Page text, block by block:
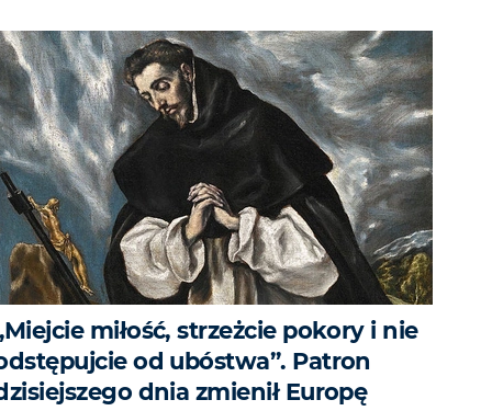
miłość, strzeżcie pokory i nie
od ubóstwa”. Patron
dnia zmienił Europę